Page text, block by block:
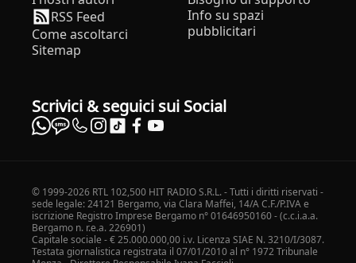
RSS Feed
Come ascoltarci
Sitemap
Info su spazi
pubblicitari
Scrivici & seguici sui Social
© 1999-2026 RTL 102,500 HIT RADIO S.R.L. - Tutti i diritti riservati -
sede legale: 24121 Bergamo, via Clara Maffei, 14/A C.F./P.IVA e
iscrizione Registro Imprese Bergamo n° 01646950160 - (c.c.i.a.a.
Bergamo n. r.e.a. 226901)
Capitale sociale - € 25.000.000,00 i.v. Licenza SIAE N. 3210/I/3087.
Testata giornalistica registrata il 07/01/2010 al n° 1972 Tribunale